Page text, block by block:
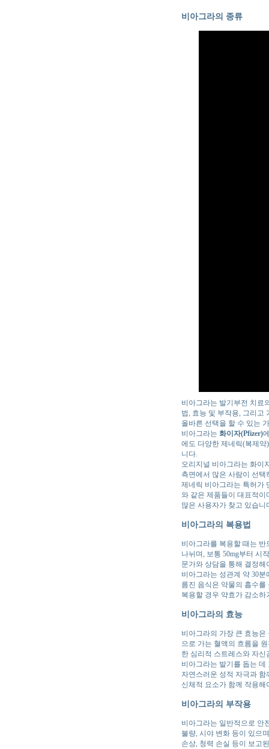
비아그라의 종류
비아그라는 발기부전 치료
법, 효능 및 부작용, 그리고
올바른 선택을 할 수 있는
비아그라는 화이자(Pfizer)
에도 다양한 제네릭(복제
니다.
오리지널 비아그라는 화이
측면에서 많은 사람이 선택
제네릭 비아그라는 특허가
와 같은 제품들이 대표적
많은 사용자가 찾고 있습니
비아그라의 복용법
비아그라를 복용할 때는 반
나뉘며, 보통 50mg부터 시
문가와 상담을 통해 결정해
비아그라는 성관계 약 30
름진 음식은 약물의 흡수
복용할 경우 약효가 감소
비아그라의 효능
비아그라의 가장 큰 효능
으로 가는 혈액의 흐름을
한 심리적 스트레스와 자
비아그라는 발기를 돕는
자연스러운 성적 자극과
신체적 요소가 함께 작용
비아그라의 부작용
비아그라는 일반적으로 안
불량, 시야 변화 등이 있으
손상, 청력 손실 등이 보고